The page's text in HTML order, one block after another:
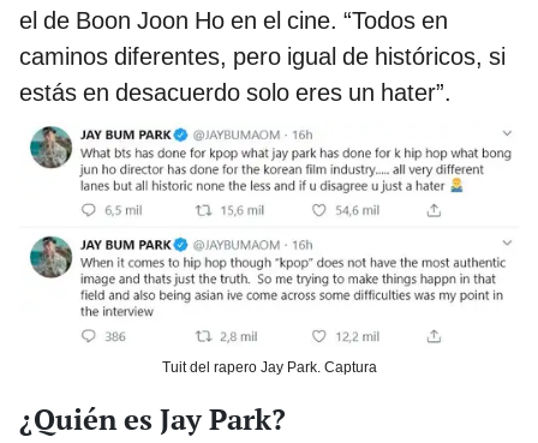
el de Boon Joon Ho en el cine. “Todos en
caminos diferentes, pero igual de históricos, si
estás en desacuerdo solo eres un hater”.
Tuit del rapero Jay Park. Captura
¿Quién es Jay Park?